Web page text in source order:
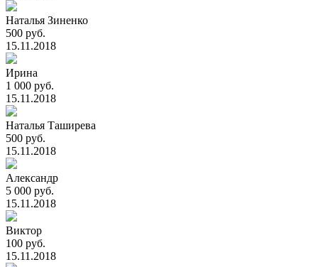
Наталья Зиненко
500 руб.
15.11.2018
Ирина
1 000 руб.
15.11.2018
Наталья Таширева
500 руб.
15.11.2018
Александр
5 000 руб.
15.11.2018
Виктор
100 руб.
15.11.2018